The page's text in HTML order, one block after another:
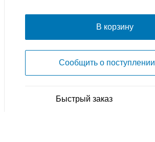
В корзину
Сообщить о поступлении
Быстрый заказ